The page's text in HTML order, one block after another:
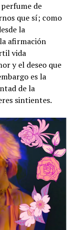
de
que sí; como
la
afirmación
vida
y el deseo que
es la
de la
sintientes.